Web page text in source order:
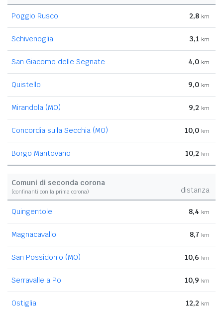
Poggio Rusco 2,8 km
Schivenoglia 3,1 km
San Giacomo delle Segnate 4,0 km
Quistello 9,0 km
Mirandola (MO) 9,2 km
Concordia sulla Secchia (MO) 10,0 km
Borgo Mantovano 10,2 km
Comuni di seconda corona
(confinanti con la prima corona) distanza
Quingentole 8,4 km
Magnacavallo 8,7 km
San Possidonio (MO) 10,6 km
Serravalle a Po 10,9 km
Ostiglia 12,2 km